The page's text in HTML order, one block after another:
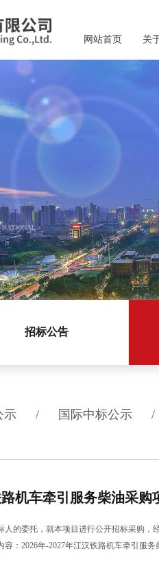
网站首页 关
NATIONAL
招标公告
示 / 国际中标公示 /
机车牵引服务柴油采购
的委托，就本项目进行公开招标采购，
：2026年-2027年江汉铁路机车牵引服